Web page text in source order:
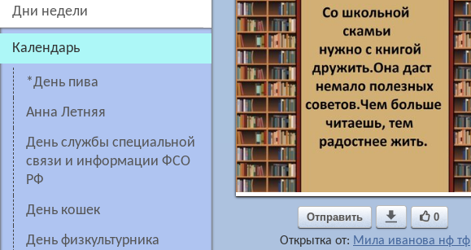
дни недели
Календарь
*день пива
Анна Летняя
День службы специальной
связи и информации ФСО
РФ
День кошек
День физкультурника
Отправить  0
Открытка от: Мила иванова нф тф